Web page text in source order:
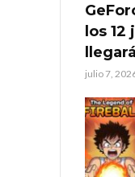
los
julio 7,